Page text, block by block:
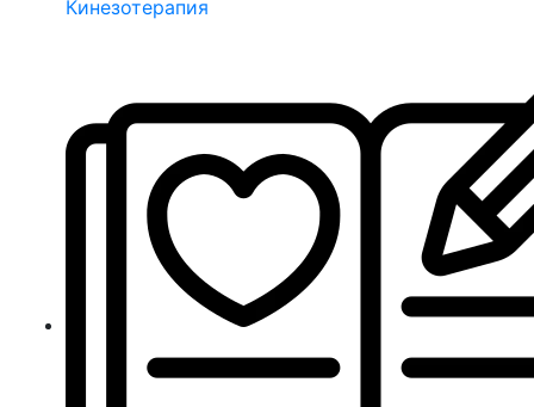
Кинезотерапия